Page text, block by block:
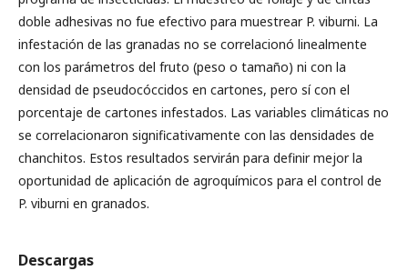
doble adhesivas no fue efectivo para muestrear P. viburni. La
infestación de las granadas no se correlacionó linealmente
con los parámetros del fruto (peso o tamaño) ni con la
densidad de pseudocóccidos en cartones, pero sí con el
porcentaje de cartones infestados. Las variables climáticas no
se correlacionaron significativamente con las densidades de
chanchitos. Estos resultados servirán para definir mejor la
oportunidad de aplicación de agroquímicos para el control de
P. viburni en granados.
Descargas